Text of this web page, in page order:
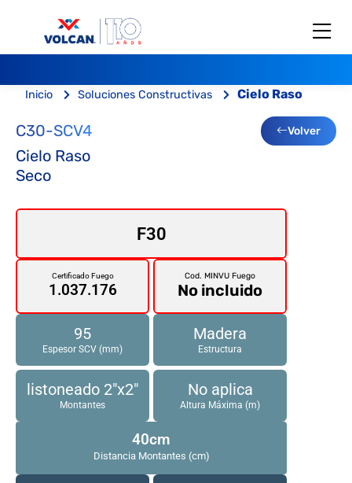
Inicio Soluciones Constructivas Cielo Raso
C30-SCV4 Volver
Cielo Raso
Seco
F30
Certificado Fuego
1.037.176
Cod. MINVU Fuego
No incluido
95
Espesor SCV (mm)
Madera
Estructura
listoneado 2"x2"
Montantes
No aplica
Altura Máxima (m)
40cm
Distancia Montantes (cm)